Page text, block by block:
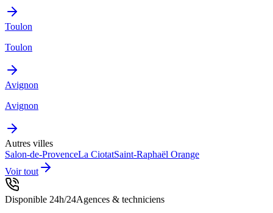
Toulon
Toulon
Avignon
Avignon
Autres villes
Salon-de-ProvenceLa CiotatSaint-Raphaël Orange
Voir tout
Disponible 24h/24Agences & techniciens